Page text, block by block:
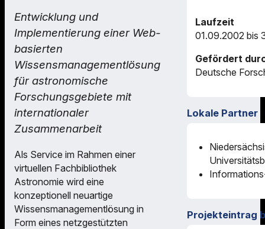
Entwicklung und
Implementierung einer Web-
basierten
Wissensmanagementlösung
für astronomische
Forschungsgebiete mit
internationaler
Zusammenarbeit
Als Service im Rahmen einer
virtuellen Fachbibliothek
Astronomie wird eine
konzeptionell neuartige
Wissensmanagementlösung in
Form eines netzgestützten
Laufzeit
01.09.2002 bis
Gefördert
Deutsche
Lokale Partner
Projekteintrag